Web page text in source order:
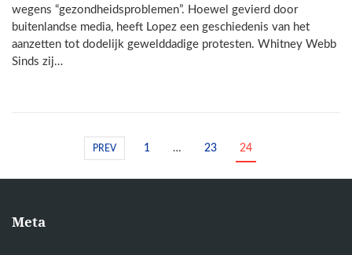
wegens “gezondheidsproblemen”. Hoewel gevierd door
buitenlandse media, heeft Lopez een geschiedenis van het
aanzetten tot dodelijk gewelddadige protesten. Whitney Webb
Sinds zij…
PREV 1 … 23 24
Meta